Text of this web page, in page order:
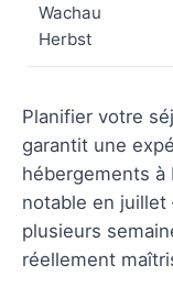
Wachau
Herbst
Planifier votre
garantit une
hébergements
notable en
plusieurs
réellement